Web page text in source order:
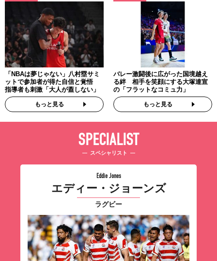
「NBAは夢じゃない」八村塁サミ
ットで参加者が得た自信と覚悟
指導者も刺激「大人が蓋しない」
もっと見る
バレー激闘後に広がった国境越え
る絆 相手を笑顔にする大塚達宣
の「フラットなコミュ力」
もっと見る
SPECIALIST
スペシャリスト
Eddie Jones
エディー・ジョーンズ
ラグビー